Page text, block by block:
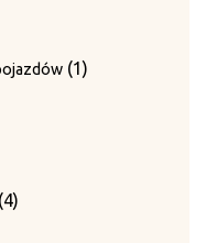
11
44